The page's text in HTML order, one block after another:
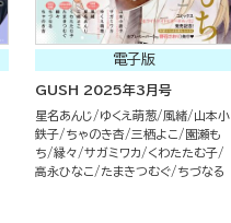
電子版
GUSH 2025年3月号
星名あんじ ゆくえ萌葱 風緒
山本小
鉄子
ちゃのき杏 三栖よこ
園瀬も
ち
縁々 サガミワカ
くわたたむ子
高永ひなこ
たまきつむぐ ちづなる